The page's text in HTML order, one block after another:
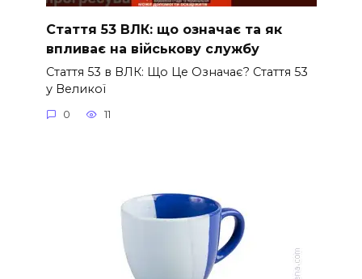
Стаття 53 ВЛК: що означає та як
впливає на військову службу
Стаття 53 в ВЛК: Що Це Означає? Стаття 53
у Великої
0 11